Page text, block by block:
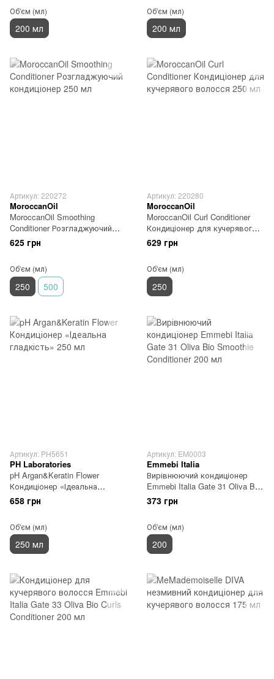
Об'єм (мл)
200 мл
Об'єм (мл)
200 мл
Артикул: 220272
MoroccanOil
MoroccanOil Smoothing
Conditioner Розгладжуючий
кондиціонер 250 мл
625 грн
Об'єм (мл)
250 500
Артикул: 220280
MoroccanOil
MoroccanOil Curl Conditioner
Кондиціонер для кучерявого
волосся 250 мл
629 грн
Об'єм (мл)
250
Артикул: PH5651
PH Laboratories
pH Argan&Keratin Flower
Кондиціонер «Ідеальна
гладкість» 250 мл
658 грн
Об'єм (мл)
250 мл
Артикул: EM0003
Emmebi Italia
Вирівнюючий кондиціонер
Emmebi Italia Gate 31 Oliva Bio
Smoothie Conditioner 200 мл
373 грн
Об'єм (мл)
200